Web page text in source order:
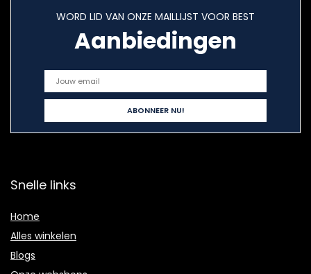
WORD LID VAN ONZE MAILLIJST VOOR BEST
Aanbiedingen
Snelle links
Home
Alles winkelen
Blogs